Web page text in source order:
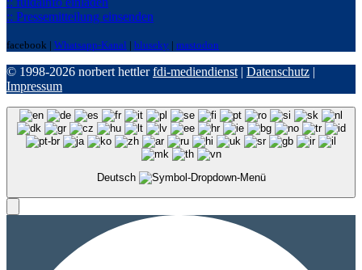
:: Pressemitteilung einsenden
facebook | Whatsapp-Kanal | bluseky | mastodon
© 1998-2026 norbert hettlerfdi-mediendienst | Datenschutz |
Impressum
Deutsch